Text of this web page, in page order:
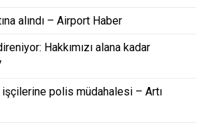
alındı – Airport Haber
Hakkımızı alana kadar
polis müdahalesi – Artı